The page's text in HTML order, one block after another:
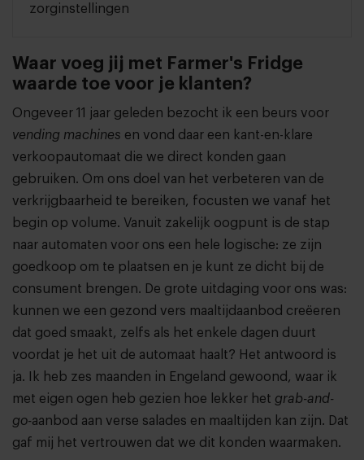
zorginstellingen
Waar voeg jij met Farmer's Fridge
waarde toe voor je klanten?
Ongeveer 11 jaar geleden bezocht ik een beurs voor
vending machines en vond daar een kant-en-klare
verkoopautomaat die we direct konden gaan
gebruiken. Om ons doel van het verbeteren van de
verkrijgbaarheid te bereiken, focusten we vanaf het
begin op volume. Vanuit zakelijk oogpunt is de stap
naar automaten voor ons een hele logische: ze zijn
goedkoop om te plaatsen en je kunt ze dicht bij de
consument brengen. De grote uitdaging voor ons was:
kunnen we een gezond vers maaltijdaanbod creëeren
dat goed smaakt, zelfs als het enkele dagen duurt
voordat je het uit de automaat haalt? Het antwoord is
ja. Ik heb zes maanden in Engeland gewoond, waar ik
met eigen ogen heb gezien hoe lekker het grab-and-
go-aanbod aan verse salades en maaltijden kan zijn. Dat
gaf mij het vertrouwen dat we dit konden waarmaken.